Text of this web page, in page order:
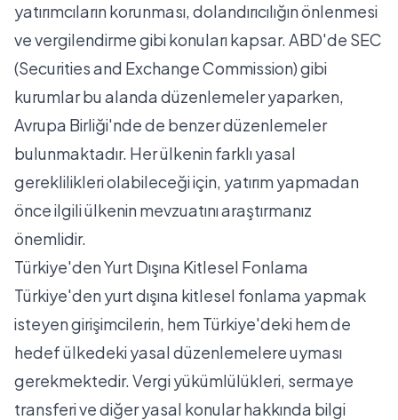
yatırımcıların korunması, dolandırıcılığın önlenmesi
ve vergilendirme gibi konuları kapsar. ABD'de SEC
(Securities and Exchange Commission) gibi
kurumlar bu alanda düzenlemeler yaparken,
Avrupa Birliği'nde de benzer düzenlemeler
bulunmaktadır. Her ülkenin farklı yasal
gereklilikleri olabileceği için, yatırım yapmadan
önce ilgili ülkenin mevzuatını araştırmanız
önemlidir.
Türkiye'den Yurt Dışına Kitlesel Fonlama
Türkiye'den yurt dışına kitlesel fonlama yapmak
isteyen girişimcilerin, hem Türkiye'deki hem de
hedef ülkedeki yasal düzenlemelere uyması
gerekmektedir. Vergi yükümlülükleri, sermaye
transferi ve diğer yasal konular hakkında bilgi